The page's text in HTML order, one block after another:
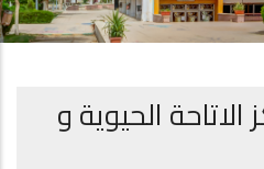
الحيوية و